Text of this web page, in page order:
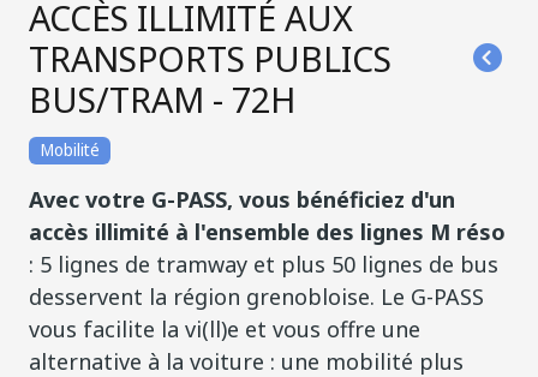
ACCÈS ILLIMITÉ AUX
TRANSPORTS PUBLICS
BUS/TRAM - 72H
Mobilité
Avec votre G-PASS, vous bénéficiez d'un
accès illimité à l'ensemble des lignes M réso
: 5 lignes de tramway et plus 50 lignes de bus
desservent la région grenobloise. Le G-PASS
vous facilite la vi(ll)e et vous offre une
alternative à la voiture : une mobilité plus